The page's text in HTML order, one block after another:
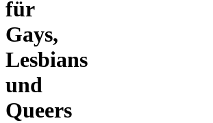
für
Gays,
Lesbians
und
Queers